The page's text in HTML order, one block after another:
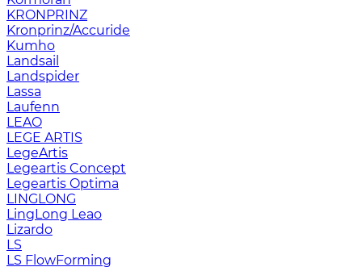
KRONPRINZ
Kronprinz/Accuride
Kumho
Landsail
Landspider
Lassa
Laufenn
LEAO
LEGE ARTIS
LegeArtis
Legeartis Concept
Legeartis Optima
LINGLONG
LingLong Leao
Lizardo
LS
LS FlowForming